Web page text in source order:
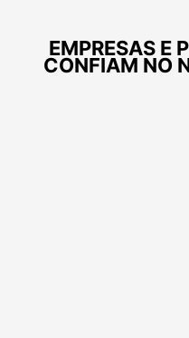
EMPRESAS E
CONFIAM NO